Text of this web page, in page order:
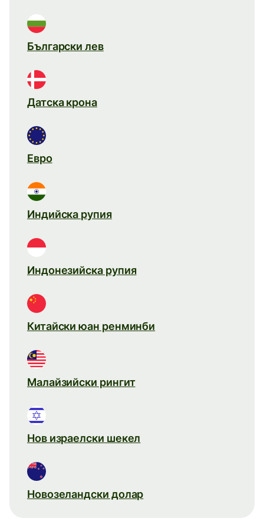
Български лев
Датска крона
Евро
Индийска рупия
Индонезийска рупия
Китайски юан ренминби
Малайзийски рингит
Нов израелски шекел
Новозеландски долар